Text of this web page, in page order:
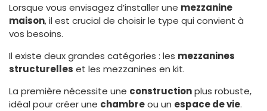
Lorsque vous envisagez d’installer une mezzanine
maison, il est crucial de choisir le type qui convient à
vos besoins.
Il existe deux grandes catégories : les mezzanines
structurelles et les mezzanines en kit.
La première nécessite une constructionplus robuste,
idéal pour créer une chambreou un espace de vie.